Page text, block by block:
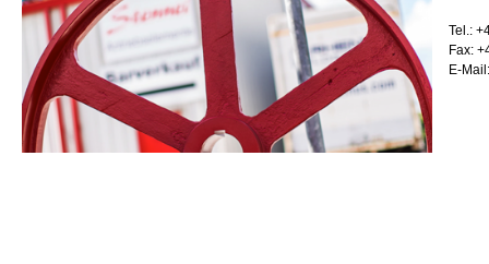
Tel.:
Fax:
E-